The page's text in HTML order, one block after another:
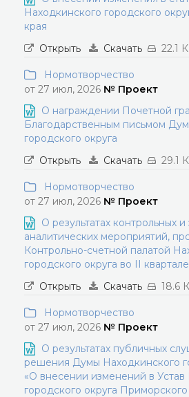
Находкинского городского
края
Открыть
Скачать 22.1
Нормотворчество
от 27 июл, 2026 № Проект
О награждении Почетной
Благодарственным письмом
городского округа
Открыть
Скачать 29.1
Нормотворчество
от 27 июл, 2026 № Проект
О результатах контрольных
аналитических мероприятий,
Контрольно-счетной палатой
городского округа во II
Открыть
Скачать 18.6
Нормотворчество
от 27 июл, 2026 № Проект
О результатах публичных
решения Думы Находкинского
«О внесении изменений в Устав
городского округа Приморского